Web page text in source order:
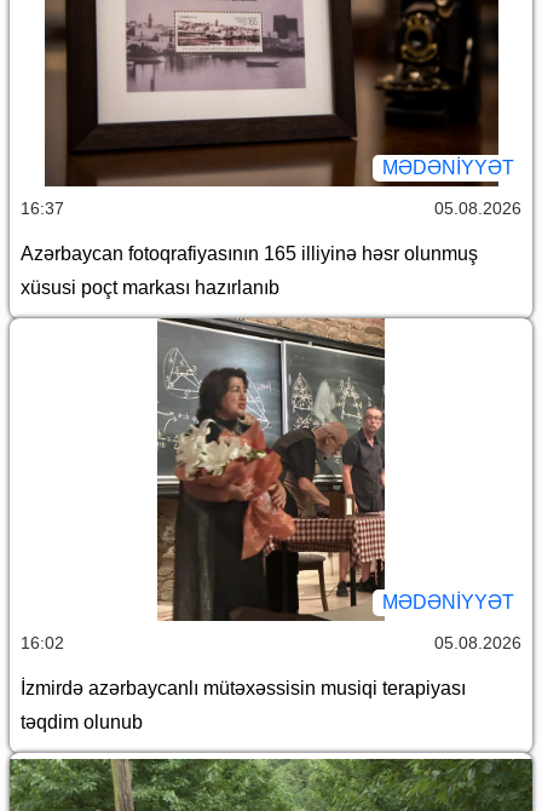
MƏDƏNIYYƏT
16:37 05.08.2026
Azərbaycan fotoqrafiyasının 165 illiyinə həsr olunmuş
xüsusi poçt markası hazırlanıb
MƏDƏNIYYƏT
16:02 05.08.2026
İzmirdə azərbaycanlı mütəxəssisin musiqi terapiyası
təqdim olunub